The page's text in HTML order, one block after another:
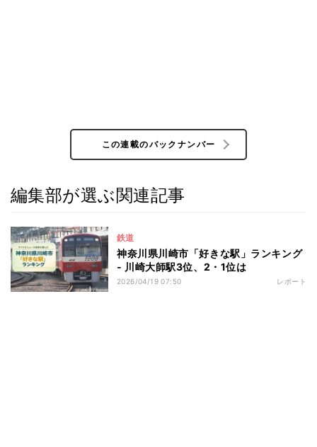
この連載のバックナンバー
編集部が選ぶ関連記事
鉄道
神奈川県川崎市「好きな駅」ランキング
- 川崎大師駅3位、2・1位は
2026/04/19 07:50 レポート